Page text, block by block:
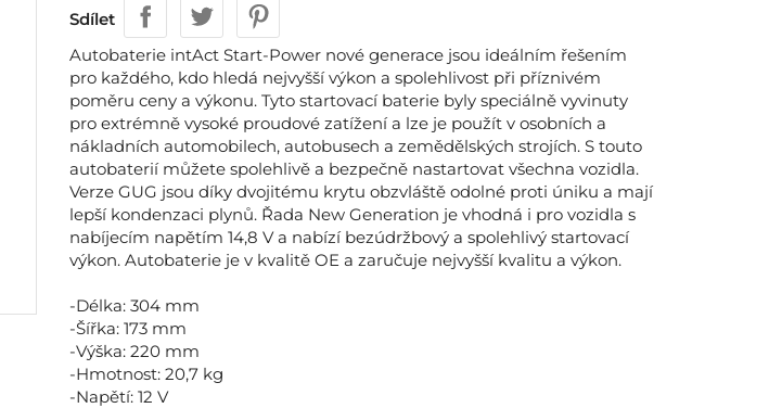
Sdílet
Autobaterie intAct Start-Power nové generace jsou ideálním řešením
pro každého, kdo hledá nejvyšší výkon a spolehlivost při příznivém
poměru ceny a výkonu. Tyto startovací baterie byly speciálně vyvinuty
pro extrémně vysoké proudové zatížení a lze je použít v osobních a
nákladních automobilech, autobusech a zemědělských strojích. S touto
autobaterií můžete spolehlivě a bezpečně nastartovat všechna vozidla.
Verze GUG jsou díky dvojitému krytu obzvláště odolné proti úniku a mají
lepší kondenzaci plynů. Řada New Generation je vhodná i pro vozidla s
nabíjecím napětím 14,8 V a nabízí bezúdržbový a spolehlivý startovací
výkon. Autobaterie je v kvalitě OE a zaručuje nejvyšší kvalitu a výkon.
-Délka: 304 mm
-Šířka: 173 mm
-Výška: 220 mm
-Hmotnost: 20,7 kg
-Napětí: 12 V